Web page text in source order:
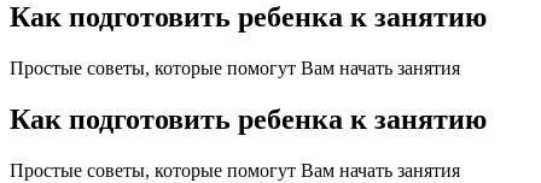
Как подготовить ребенка к занятию
Простые советы, которые помогут Вам начать занятия
Как подготовить ребенка к занятию
Простые советы, которые помогут Вам начать занятия